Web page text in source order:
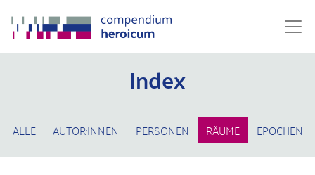
Index
ALLE AUTOR:INNEN PERSONEN RÄUME EPOCHEN